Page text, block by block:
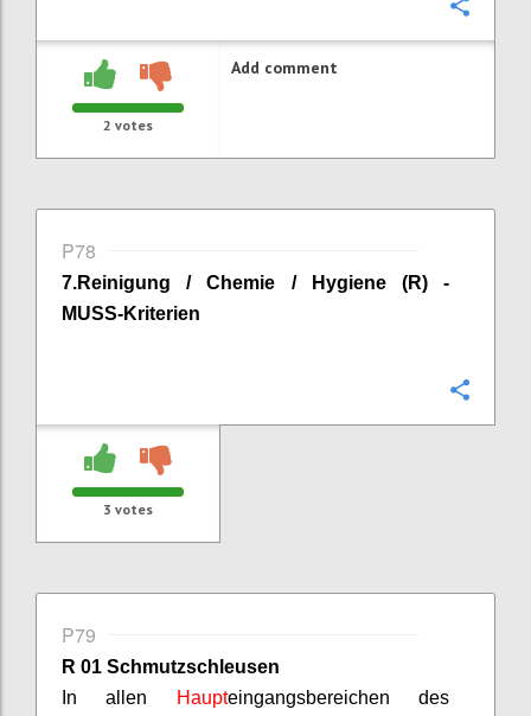
2 votes
Add comment
P78
7.Reinigung / Chemie / Hygiene (R) -
MUSS-Kriterien
3 votes
P79
R 01 Schmutzschleusen
In allen
Haupteingangsbereichen des